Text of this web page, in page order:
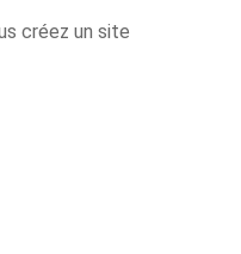
créez un site